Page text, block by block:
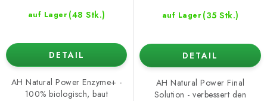
auf Lager (48 Stk.)
DETAIL
AH Natural Power Enzyme+ -
100% biologisch, baut
auf Lager (35 Stk.)
DETAIL
AH Natural Power Final
Solution - verbessert den